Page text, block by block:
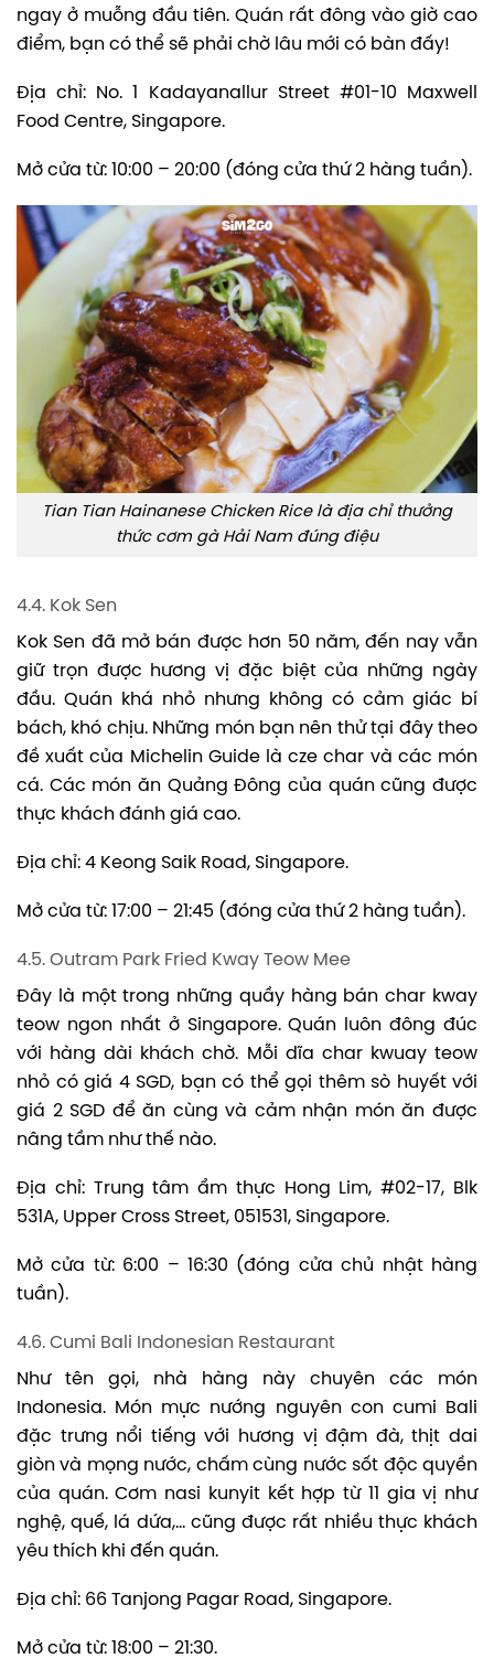
ngay ở muỗng đầu tiên. Quán rất đông vào giờ cao
điểm, bạn có thể sẽ phải chờ lâu mới có bàn đấy!
Địa chỉ: No. 1 Kadayanallur Street #01-10 Maxwell
Food Centre, Singapore.
Mở cửa từ: 10:00 – 20:00 (đóng cửa thứ 2 hàng tuần).
Tian Tian Hainanese Chicken Rice là địa chỉ thưởng
thức cơm gà Hải Nam đúng điệu
4.4. Kok Sen
Kok Sen đã mở bán được hơn 50 năm, đến nay vẫn
giữ trọn được hương vị đặc biệt của những ngày
đầu. Quán khá nhỏ nhưng không có cảm giác bí
bách, khó chịu. Những món bạn nên thử tại đây theo
đề xuất của Michelin Guide là cze char và các món
cá. Các món ăn Quảng Đông của quán cũng được
thực khách đánh giá cao.
Địa chỉ: 4 Keong Saik Road, Singapore.
Mở cửa từ: 17:00 – 21:45 (đóng cửa thứ 2 hàng tuần).
4.5. Outram Park Fried Kway Teow Mee
Đây là một trong những quầy hàng bán char kway
teow ngon nhất ở Singapore. Quán luôn đông đúc
với hàng dài khách chờ. Mỗi dĩa char kwuay teow
nhỏ có giá 4 SGD, bạn có thể gọi thêm sò huyết với
giá 2 SGD để ăn cùng và cảm nhận món ăn được
nâng tầm như thế nào.
Địa chỉ: Trung tâm ẩm thực Hong Lim, #02-17, Blk
531A, Upper Cross Street, 051531, Singapore.
Mở cửa từ: 6:00 – 16:30 (đóng cửa chủ nhật hàng
tuần).
4.6. Cumi Bali Indonesian Restaurant
Như tên gọi, nhà hàng này chuyên các món
Indonesia. Món mực nướng nguyên con cumi Bali
đặc trưng nổi tiếng với hương vị đậm đà, thịt dai
giòn và mọng nước, chấm cùng nước sốt độc quyền
của quán. Cơm nasi kunyit kết hợp từ 11 gia vị như
nghệ, quế, lá dứa,… cũng được rất nhiều thực khách
yêu thích khi đến quán.
Địa chỉ: 66 Tanjong Pagar Road, Singapore.
Mở cửa từ: 18:00 – 21:30.